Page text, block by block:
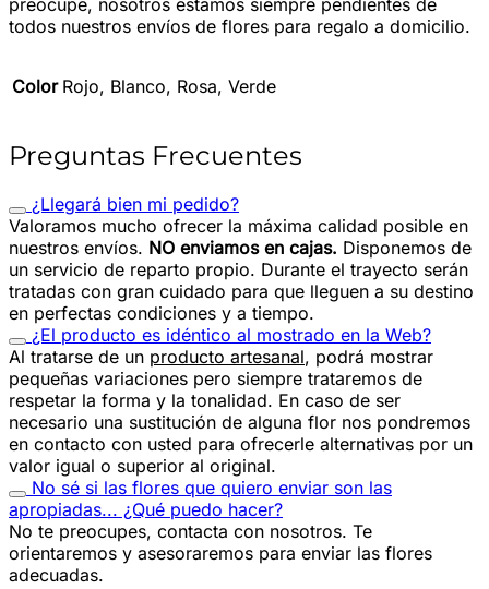
preocupe, nosotros estamos siempre pendientes de
todos nuestros envíos de flores para regalo a domicilio.
Color Rojo, Blanco, Rosa, Verde
Preguntas Frecuentes
¿Llegará bien mi pedido?
Valoramos mucho ofrecer la máxima calidad posible en
nuestros envíos. NO enviamos en cajas. Disponemos de
un servicio de reparto propio. Durante el trayecto serán
tratadas con gran cuidado para que lleguen a su destino
en perfectas condiciones y a tiempo.
¿El producto es idéntico al mostrado en la Web?
Al tratarse de un producto artesanal, podrá mostrar
pequeñas variaciones pero siempre trataremos de
respetar la forma y la tonalidad. En caso de ser
necesario una sustitución de alguna flor nos pondremos
en contacto con usted para ofrecerle alternativas por un
valor igual o superior al original.
No sé si las flores que quiero enviar son las
apropiadas... ¿Qué puedo hacer?
No te preocupes, contacta con nosotros. Te
orientaremos y asesoraremos para enviar las flores
adecuadas.